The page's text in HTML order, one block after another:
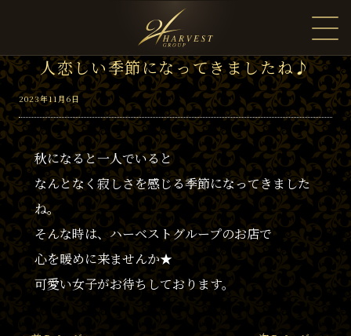
人恋しい季節になってきましたね♪
2023年11月6日
秋になると一人でいると
なんとなく寂しさを感じる季節になってきました
ね。
そんな時は、ハーベストグループのお店で
心を暖めに来ませんか★
可愛い女子がお待ちしております。